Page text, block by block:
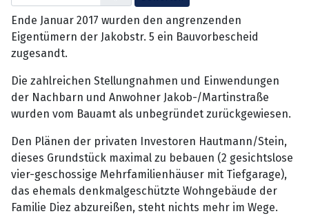
Ende Januar 2017 wurden den angrenzenden
Eigentümern der Jakobstr. 5 ein Bauvorbescheid
zugesandt.
Die zahlreichen Stellungnahmen und Einwendungen
der Nachbarn und Anwohner Jakob-/Martinstraße
wurden vom Bauamt als unbegründet zurückgewiesen.
Den Plänen der privaten Investoren Hautmann/Stein,
dieses Grundstück maximal zu bebauen (2 gesichtslose
vier-geschossige Mehrfamilienhäuser mit Tiefgarage),
das ehemals denkmalgeschützte Wohngebäude der
Familie Diez abzureißen, steht nichts mehr im Wege.